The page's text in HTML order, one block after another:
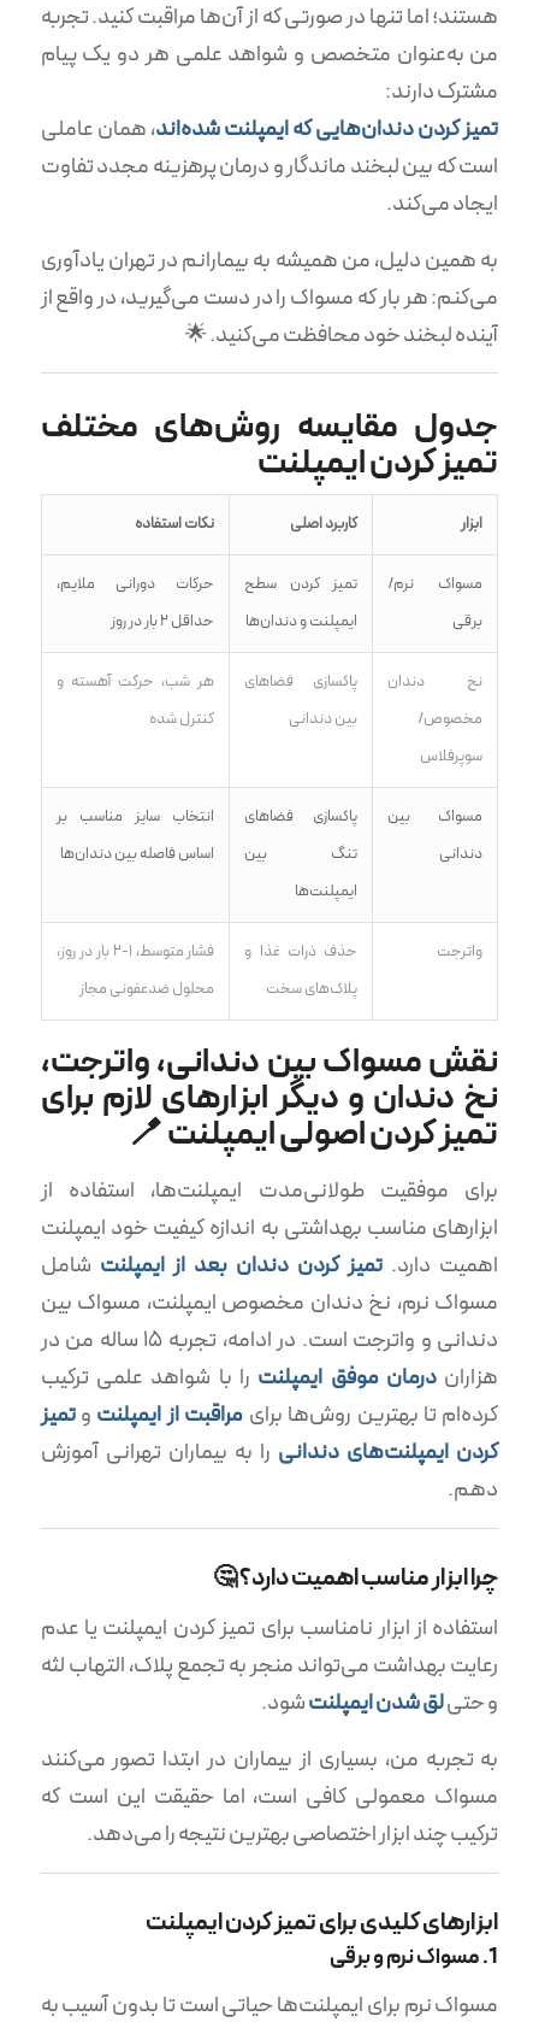
هستند؛ اما تنها در صورتی که از آن‌ها مراقبت کنید. تجربه
من به‌عنوان متخصص و شواهد علمی هر دو یک پیام
مشترک دارند:
تمیز کردن دندان‌هایی که ایمپلنت شده‌اند، همان عاملی
است که بین لبخند ماندگار و درمان پرهزینه مجدد تفاوت
ایجاد می‌کند.
به همین دلیل، من همیشه به بیمارانم در تهران یادآوری
می‌کنم: هر بار که مسواک را در دست می‌گیرید، در واقع از
آینده لبخند خود محافظت می‌کنید. 🌟
جدول مقایسه روش‌های مختلف
تمیز کردن ایمپلنت
ابزار کاربرد اصلی نکات استفاده
مسواک نرم/
برقی
تمیز کردن سطح
ایمپلنت و دندان‌ها
حرکات دورانی ملایم،
حداقل ۲ بار در روز
نخ دندان
مخصوص/
سوپرفلاس
پاکسازی فضاهای
بین دندانی
هر شب، حرکت آهسته و
کنترل شده
مسواک بین
دندانی
پاکسازی فضاهای
تنگ بین
ایمپلنت‌ها
انتخاب سایز مناسب بر
اساس فاصله بین دندان‌ها
واترجت
حذف ذرات غذا و
پلاک‌های سخت
فشار متوسط، ۱-۲ بار در روز،
محلول ضدعفونی مجاز
نقش مسواک بین دندانی، واترجت،
نخ دندان و دیگر ابزارهای لازم برای
تمیز کردن اصولی ایمپلنت 🪥
برای موفقیت طولانی‌مدت ایمپلنت‌ها، استفاده از
ابزارهای مناسب بهداشتی به اندازه کیفیت خود ایمپلنت
اهمیت دارد. تمیز کردن دندان بعد از ایمپلنت شامل
مسواک نرم، نخ دندان مخصوص ایمپلنت، مسواک بین
دندانی و واترجت است. در ادامه، تجربه ۱۵ ساله من در
هزاران درمان موفق ایمپلنت را با شواهد علمی ترکیب
کرده‌ام تا بهترین روش‌ها برای مراقبت از ایمپلنت وتمیز
کردن ایمپلنت‌های دندانی را به بیماران تهرانی آموزش
دهم.
چرا ابزار مناسب اهمیت دارد؟ 🤔
استفاده از ابزار نامناسب برای تمیز کردن ایمپلنت یا عدم
رعایت بهداشت می‌تواند منجر به تجمع پلاک، التهاب لثه
و حتیلق شدن ایمپلنتشود.
به تجربه من، بسیاری از بیماران در ابتدا تصور می‌کنند
مسواک معمولی کافی است، اما حقیقت این است که
ترکیب چند ابزار اختصاصی بهترین نتیجه را می‌دهد.
ابزارهای کلیدی برای تمیز کردن ایمپلنت
1. مسواک نرم و برقی
مسواک نرم برای ایمپلنت‌ها حیاتی است تا بدون آسیب به